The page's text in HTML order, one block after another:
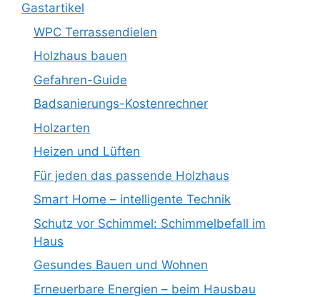
Gastartikel
WPC Terrassendielen
Holzhaus bauen
Gefahren-Guide
Badsanierungs-Kostenrechner
Holzarten
Heizen und Lüften
Für jeden das passende Holzhaus
Smart Home – intelligente Technik
Schutz vor Schimmel: Schimmelbefall im
Haus
Gesundes Bauen und Wohnen
Erneuerbare Energien – beim Hausbau